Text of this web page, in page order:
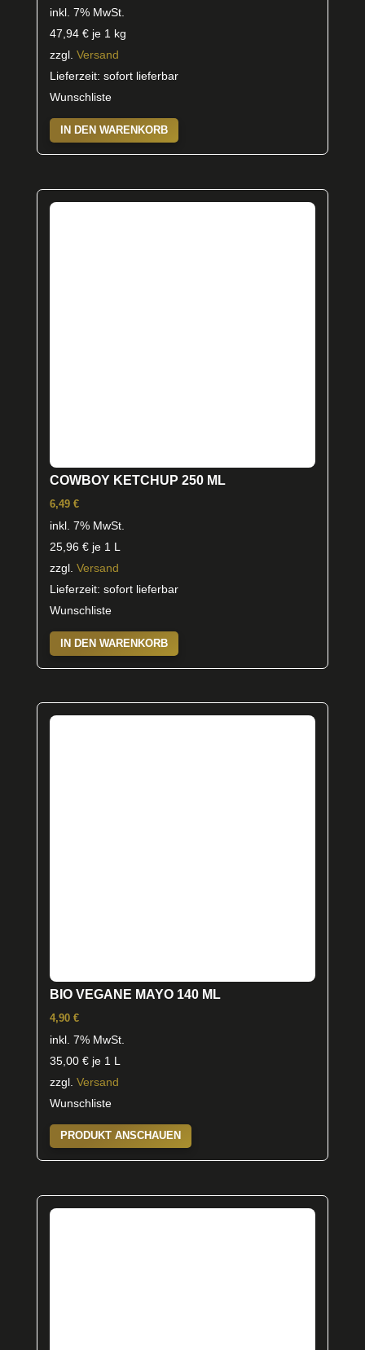
inkl. 7% MwSt.
47,94 €je 1 kg
zzgl. Versand
Lieferzeit: sofort lieferbar
Wunschliste
IN DEN WARENKORB
COWBOY KETCHUP 250 ML
6,49 €
inkl. 7% MwSt.
25,96 €je 1 L
zzgl. Versand
Lieferzeit: sofort lieferbar
Wunschliste
IN DEN WARENKORB
BIO VEGANE MAYO 140 ML
4,90 €
inkl. 7% MwSt.
35,00 €je 1 L
zzgl. Versand
Wunschliste
PRODUKT ANSCHAUEN